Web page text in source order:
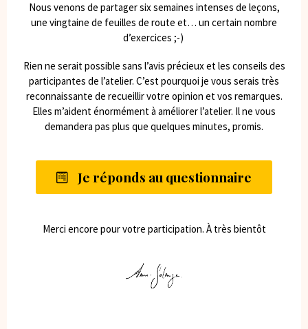
Nous venons de partager six semaines intenses de leçons,
une vingtaine de feuilles de route et… un certain nombre
d’exercices ;-)
Rien ne serait possible sans l’avis précieux et les conseils des
participantes de l’atelier. C’est pourquoi je vous serais très
reconnaissante de recueillir votre opinion et vos remarques.
Elles m’aident énormément à améliorer l’atelier. Il ne vous
demandera pas plus que quelques minutes, promis.
Je réponds au questionnaire
Merci encore pour votre participation. À très bientôt